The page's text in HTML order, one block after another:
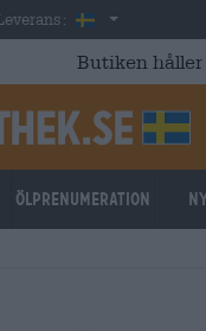
Sverige
Butiken håller
ölprenumeration